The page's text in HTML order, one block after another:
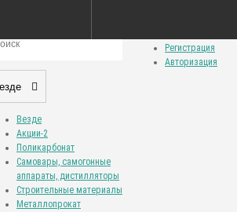
Регистрация
Авторизация
(0)
Везде
Акции-2
Поликарбонат
Самовары, самогонные
аппараты, дистилляторы
Строительные материалы
Металлопрокат